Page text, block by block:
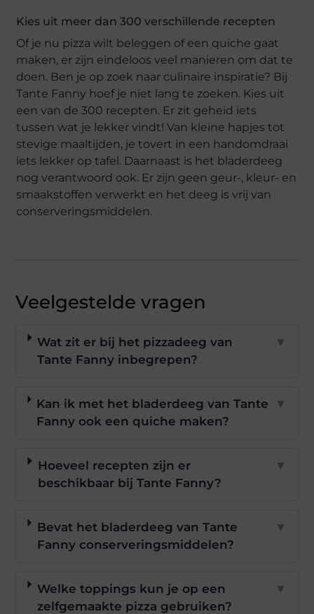
Kies uit meer dan 300 verschillende recepten
Of je nu pizza wilt beleggen of een quiche gaat
maken, er zijn eindeloos veel manieren om dat te
doen. Ben je op zoek naar culinaire inspiratie? Bij
Tante Fanny hoef je niet lang te zoeken. Kies uit
een van de 300 recepten. Er zit geheid iets
tussen wat je lekker vindt! Van kleine hapjes tot
stevige maaltijden, je tovert in een handomdraai
iets lekker op tafel. Daarnaast is het bladerdeeg
nog verantwoord ook. Er zijn geen geur-, kleur- en
smaakstoffen verwerkt en het deeg is vrij van
conserveringsmiddelen.
Veelgestelde vragen
Wat zit er bij het pizzadeeg van
Tante Fanny inbegrepen?
▼
Kan ik met het bladerdeeg van Tante
Fanny ook een quiche maken?
▼
Hoeveel recepten zijn er
beschikbaar bij Tante Fanny?
▼
Bevat het bladerdeeg van Tante
Fanny conserveringsmiddelen?
▼
Welke toppings kun je op een
zelfgemaakte pizza gebruiken?
▼